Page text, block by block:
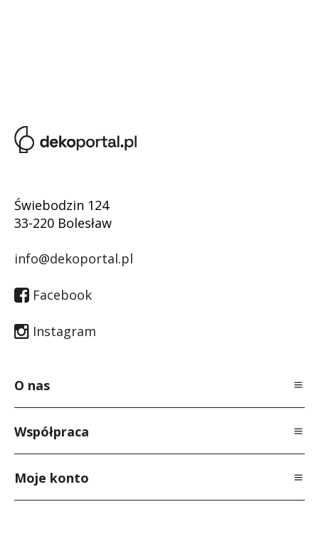
Świebodzin 124
33-220 Bolesław
info@dekoportal.pl
Facebook
Instagram
O nas
Polityka prywatności
Kontakt
Współpraca
Dla producentów
Moje konto